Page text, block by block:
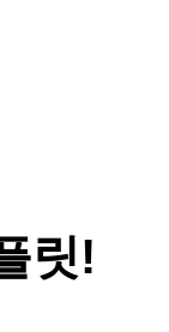
릿!